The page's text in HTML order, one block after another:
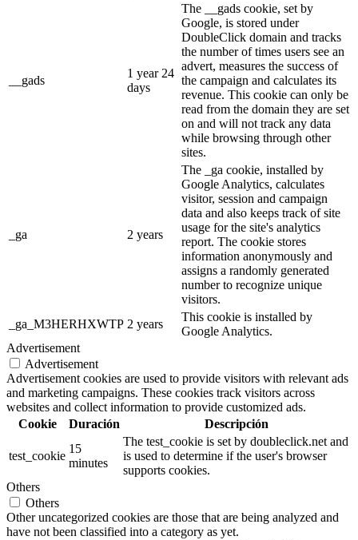
__gads
1 year 24
days
The __gads cookie, set by
Google, is stored under
DoubleClick domain and tracks
the number of times users see an
advert, measures the success of
the campaign and calculates its
revenue. This cookie can only be
read from the domain they are set
on and will not track any data
while browsing through other
sites.
_ga 2 years
The _ga cookie, installed by
Google Analytics, calculates
visitor, session and campaign
data and also keeps track of site
usage for the site's analytics
report. The cookie stores
information anonymously and
assigns a randomly generated
number to recognize unique
visitors.
_ga_M3HERHXWTP 2 years
This cookie is installed by
Google Analytics.
Advertisement
Advertisement
Advertisement cookies are used to provide visitors with relevant ads
and marketing campaigns. These cookies track visitors across
websites and collect information to provide customized ads.
Cookie
Duración Descripción
test_cookie
15
minutes
The test_cookie is set by doubleclick.net and
is used to determine if the user's browser
supports cookies.
Others
Others
Other uncategorized cookies are those that are being analyzed and
have not been classified into a category as yet.